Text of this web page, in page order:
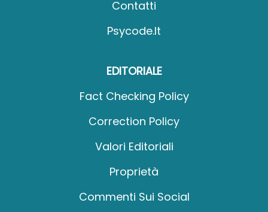
Contatti
Psycode.it
EDITORIALE
Fact Checking Policy
Correction Policy
Valori Editoriali
Proprietà
Commenti Sui Social